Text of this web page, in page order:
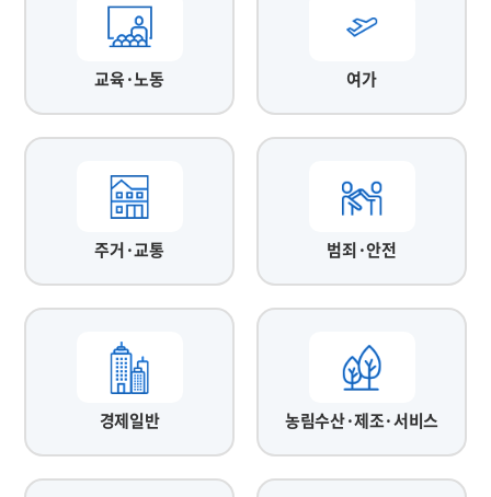
교육·노동 여가
주거·교통 범죄·안전
경제일반 농림수산·제조·서비스